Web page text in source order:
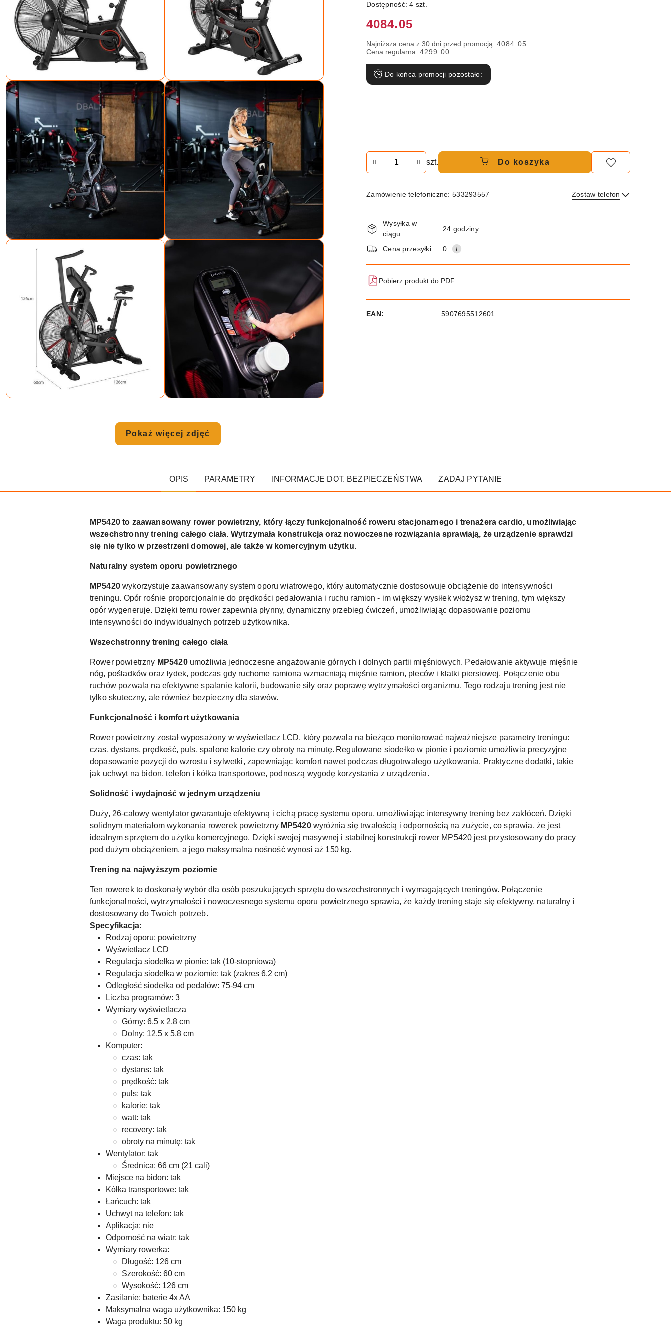
Pokaż więcej zdjęć
Dostępność:4 szt.
Cena:
4084.05
Najniższa cena z 30 dni przed promocją: 4084.05
Cena regularna: 4299.00
Do końca promocji pozostało:
szt. Do koszyka
Zamówienie telefoniczne: 533293557 Zostaw telefon
Wyślij
Dostępność
i
dostawa
Wysyłka w
ciągu:
24 godziny
Cena przesyłki: 0
Pobierz produkt do PDF
EAN: 5907695512601
OPIS PARAMETRY INFORMACJE DOT. BEZPIECZEŃSTWA ZADAJ PYTANIE
MP5420 to zaawansowany rower powietrzny, który łączy funkcjonalność roweru stacjonarnego i trenażera cardio, umożliwiając
wszechstronny trening całego ciała. Wytrzymała konstrukcja oraz nowoczesne rozwiązania sprawiają, że urządzenie sprawdzi
się nie tylko w przestrzeni domowej, ale także w komercyjnym użytku.
Naturalny system oporu powietrznego
MP5420wykorzystuje zaawansowany system oporu wiatrowego, który automatycznie dostosowuje obciążenie do intensywności
treningu. Opór rośnie proporcjonalnie do prędkości pedałowania i ruchu ramion - im większy wysiłek włożysz w trening, tym większy
opór wygeneruje. Dzięki temu rower zapewnia płynny, dynamiczny przebieg ćwiczeń, umożliwiając dopasowanie poziomu
intensywności do indywidualnych potrzeb użytkownika.
Wszechstronny trening całego ciała
Rower powietrzny MP5420umożliwia jednoczesne angażowanie górnych i dolnych partii mięśniowych. Pedałowanie aktywuje mięśnie
nóg, pośladków oraz łydek, podczas gdy ruchome ramiona wzmacniają mięśnie ramion, pleców i klatki piersiowej. Połączenie obu
ruchów pozwala na efektywne spalanie kalorii, budowanie siły oraz poprawę wytrzymałości organizmu. Tego rodzaju trening jest nie
tylko skuteczny, ale również bezpieczny dla stawów.
Funkcjonalność i komfort użytkowania
Rower powietrzny został wyposażony w wyświetlacz LCD, który pozwala na bieżąco monitorować najważniejsze parametry treningu:
czas, dystans, prędkość, puls, spalone kalorie czy obroty na minutę. Regulowane siodełko w pionie i poziomie umożliwia precyzyjne
dopasowanie pozycji do wzrostu i sylwetki, zapewniając komfort nawet podczas długotrwałego użytkowania. Praktyczne dodatki, takie
jak uchwyt na bidon, telefon i kółka transportowe, podnoszą wygodę korzystania z urządzenia.
Solidność i wydajność w jednym urządzeniu
Duży, 26-calowy wentylator gwarantuje efektywną i cichą pracę systemu oporu, umożliwiając intensywny trening bez zakłóceń. Dzięki
solidnym materiałom wykonania rowerek powietrzny MP5420 wyróżnia się trwałością i odpornością na zużycie, co sprawia, że jest
idealnym sprzętem do użytku komercyjnego. Dzięki swojej masywnej i stabilnej konstrukcji rower MP5420 jest przystosowany do pracy
pod dużym obciążeniem, a jego maksymalna nośność wynosi aż 150 kg.
Trening na najwyższym poziomie
Ten rowerek to doskonały wybór dla osób poszukujących sprzętu do wszechstronnych i wymagających treningów. Połączenie
funkcjonalności, wytrzymałości i nowoczesnego systemu oporu powietrznego sprawia, że każdy trening staje się efektywny, naturalny i
dostosowany do Twoich potrzeb.
Specyfikacja:
Rodzaj oporu: powietrzny
Wyświetlacz LCD
Regulacja siodełka w pionie: tak (10-stopniowa)
Regulacja siodełka w poziomie: tak (zakres 6,2 cm)
Odległość siodełka od pedałów: 75-94 cm
Liczba programów: 3
Wymiary wyświetlacza
Górny: 6,5 x 2,8 cm
Dolny: 12,5 x 5,8 cm
Komputer:
czas: tak
dystans: tak
prędkość: tak
puls: tak
kalorie: tak
watt: tak
recovery: tak
obroty na minutę: tak
Wentylator: tak
Średnica: 66 cm (21 cali)
Miejsce na bidon: tak
Kółka transportowe: tak
Łańcuch: tak
Uchwyt na telefon: tak
Aplikacja: nie
Odporność na wiatr: tak
Wymiary rowerka:
Długość: 126 cm
Szerokość: 60 cm
Wysokość: 126 cm
Zasilanie: baterie 4x AA
Maksymalna waga użytkownika: 150 kg
Waga produktu: 50 kg